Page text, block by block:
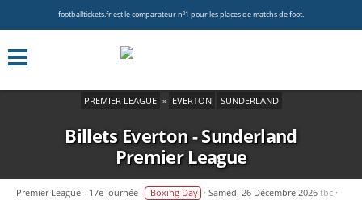
footballtickets.fr est le comparateur nº1 pour les places de matchs de foot.
PREMIER LEAGUE » EVERTON SUNDERLAND
Billets Everton - Sunderland
Premier League
Premier League - 17e journée Boxing Day Samedi 26 Décembre 2026 tbc